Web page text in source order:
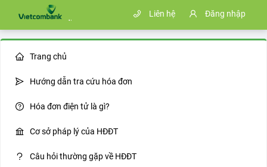
Liên hệ Đăng nhập
Trang chủ
Hướng dẫn tra cứu hóa đơn
Hóa đơn điện tử là gì?
Cơ sở pháp lý của HĐĐT
Câu hỏi thường gặp về HĐĐT